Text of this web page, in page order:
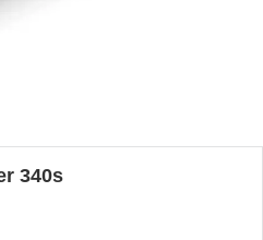
340s